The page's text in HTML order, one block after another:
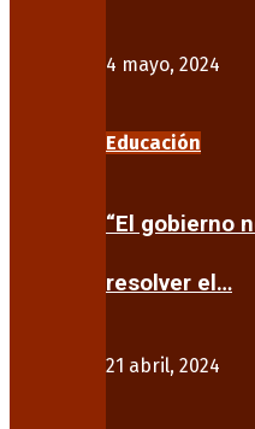
4 mayo, 2024
Educación
“El gobierno
resolver el…
21 abril, 2024